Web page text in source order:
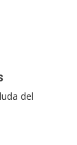
del